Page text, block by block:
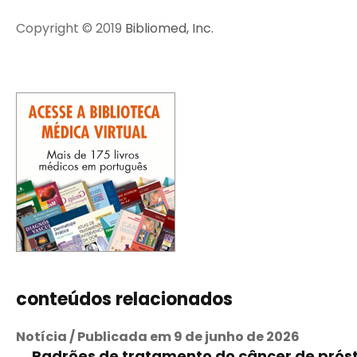
Copyright © 2019 Bibliomed, Inc.
conteúdos relacionados
Notícia / Publicada em 9 de junho de 2026